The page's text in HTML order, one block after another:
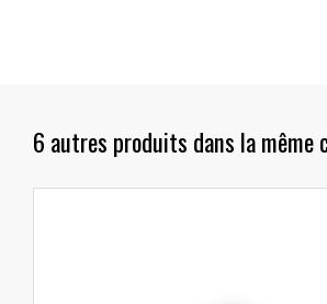
6 autres produits dans la même